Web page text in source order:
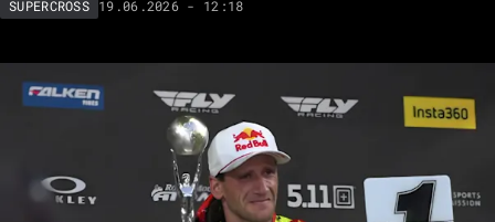
SUPERCROSS 19.06.2026 - 12:18